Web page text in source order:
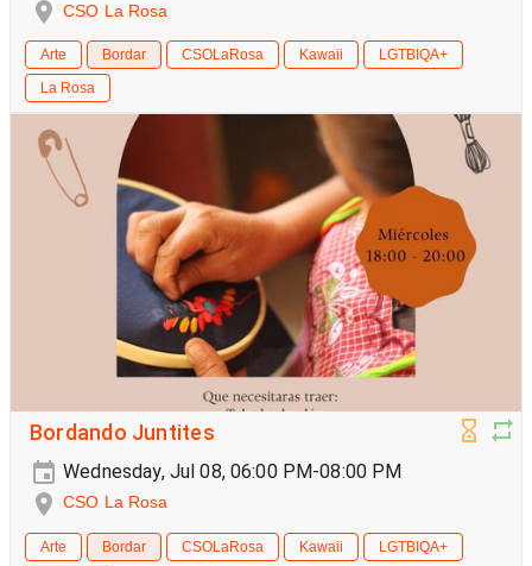
CSO La Rosa
Arte Bordar CSOLaRosa Kawaii
LGTBIQA+
La Rosa
Bordando Juntites
Wednesday, Jul 08, 06:00 PM-08:00 PM
CSO La Rosa
Arte Bordar CSOLaRosa Kawaii
LGTBIQA+